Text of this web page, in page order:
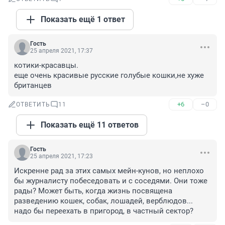
Показать ещё 1 ответ
Гость
25 апреля 2021, 17:37
котики-красавцы.
еще очень красивые русские голубые кошки,не хуже
британцев
ОТВЕТИТЬ 11 +6 –0
Показать ещё 11 ответов
Гость
25 апреля 2021, 17:23
Искренне рад за этих самых мейн-кунов, но неплохо
бы журналисту побеседовать и с соседями. Они тоже
рады? Может быть, когда жизнь посвящена
разведению кошек, собак, лошадей, верблюдов...
надо бы переехать в пригород, в частный сектор?